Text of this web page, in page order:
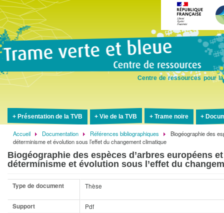
Centre de ressources pour
Présentation de la TVB Vie de la TVB Trame noire
Fil
d'Ariane
Accueil Documentation Références bibliographiques
Biogéographie des
déterminisme et évolution sous l’effet du changement climatique
Biogéographie des espèces d’arbres européens
déterminisme et évolution sous l’effet du
Type de document Thèse
Support
Pdf